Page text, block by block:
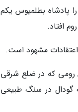
را پادشاه بطلمیوس یکم
مشهود است.
رومی که در ضلع شرقی
گودال در سنگ طبیعی